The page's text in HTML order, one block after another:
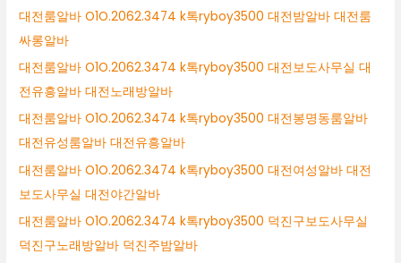
대전룸알바 O1O.2062.3474 k톡ryboy3500 대전밤알바 대전룸
싸롱알바
대전룸알바 O1O.2062.3474 k톡ryboy3500 대전보도사무실 대
전유흥알바 대전노래방알바
대전룸알바 O1O.2062.3474 k톡ryboy3500 대전봉명동룸알바
대전유성룸알바 대전유흥알바
대전룸알바 O1O.2062.3474 k톡ryboy3500 대전여성알바 대전
보도사무실 대전야간알바
대전룸알바 O1O.2062.3474 k톡ryboy3500 덕진구보도사무실
덕진구노래방알바 덕진주밤알바